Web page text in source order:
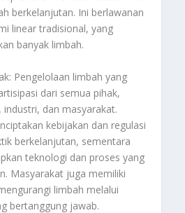
berkelanjutan. Ini berlawanan
linear tradisional, yang
banyak limbah.
Pengelolaan limbah yang
dari semua pihak,
dan masyarakat.
kebijakan dan regulasi
berkelanjutan, sementara
teknologi dan proses yang
Masyarakat juga memiliki
limbah melalui
bertanggung jawab.